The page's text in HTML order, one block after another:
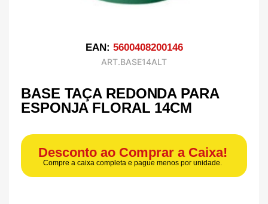
EAN: 5600408200146
ART.BASE14ALT
BASE TAÇA REDONDA PARA
ESPONJA FLORAL 14CM
Desconto ao Comprar a Caixa!
Compre a caixa completa e pague menos por unidade.